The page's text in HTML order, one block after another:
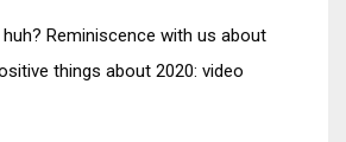
Reminiscence with us about
things about 2020: video